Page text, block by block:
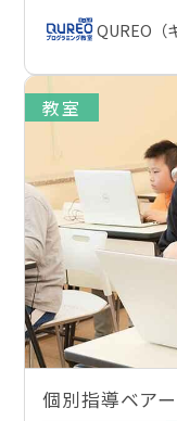
QUREO（
教室
個別指導ベア